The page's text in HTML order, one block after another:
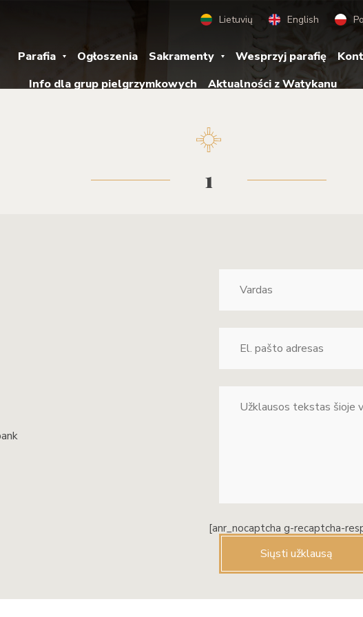
Lietuvių English
Parafia Ogłoszenia Sakramenty Wesprzyj parafię
Info dla grup pielgrzymkowych
Aktualności z Watykanu
1
[anr_nocaptcha g-recaptcha-